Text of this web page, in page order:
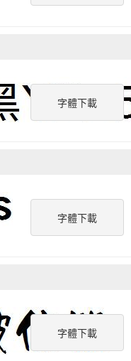
字體下載
字體下載
字體下載